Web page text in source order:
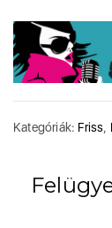
Kategóriák: Friss